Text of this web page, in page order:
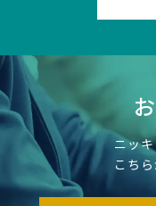
ニッ
こち